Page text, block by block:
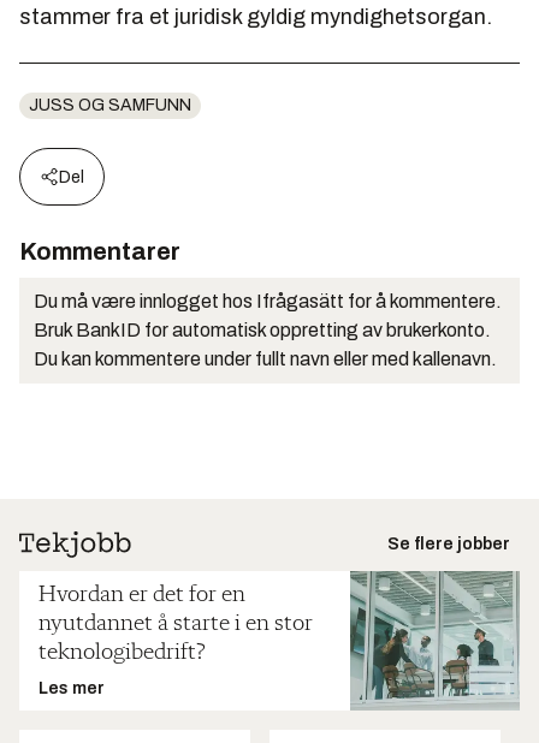
stammer fra et juridisk gyldig myndighetsorgan.
JUSS OG SAMFUNN
Del
Kommentarer
Du må være innlogget hos Ifrågasätt for å kommentere.
Bruk BankID for automatisk oppretting av brukerkonto.
Du kan kommentere under fullt navn eller med kallenavn.
Se flere jobber
Hvordan er det for en
nyutdannet å starte i en stor
teknologibedrift?
Les mer